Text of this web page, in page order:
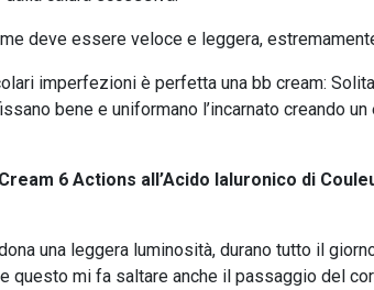
deve essere veloce e leggera,
imperfezioni è perfetta una bb cream:
bene e uniformano l’incarnato creando
6 Actions all’Acido Ialuronico di
una leggera luminosità, durano tutto il
questo mi fa saltare anche il passaggio del